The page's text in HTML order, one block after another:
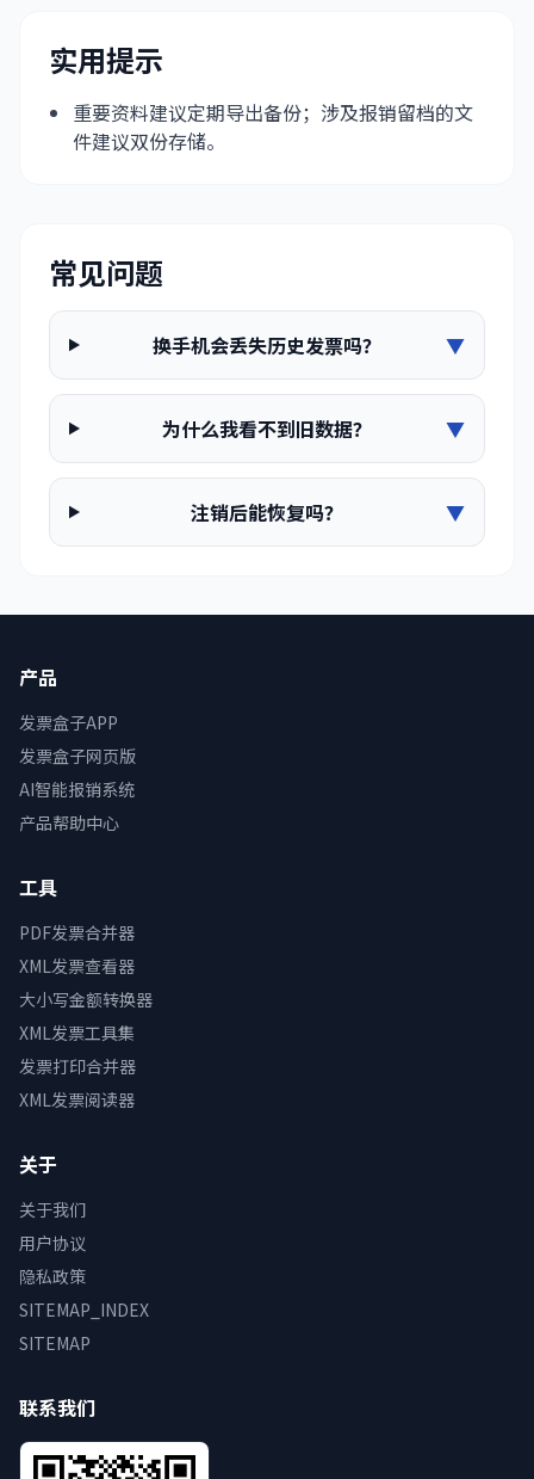
实用提示
重要资料建议定期导出备份；涉及报销留档的文
件建议双份存储。
常见问题
换手机会丢失历史发票吗？ ▼
为什么我看不到旧数据？ ▼
注销后能恢复吗？ ▼
产品
发票盒子APP
发票盒子网页版
AI智能报销系统
产品帮助中心
工具
PDF发票合并器
XML发票查看器
大小写金额转换器
XML发票工具集
发票打印合并器
XML发票阅读器
关于
关于我们
用户协议
隐私政策
SITEMAP_INDEX
SITEMAP
联系我们